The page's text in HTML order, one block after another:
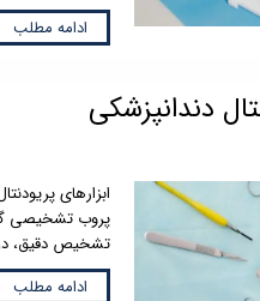
ادامه مطلب
دندانپزشکی
ابزارهای
پروب تشخیصی
تشخیص دقیق،
ادامه مطلب